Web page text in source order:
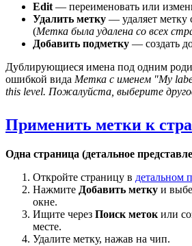
Edit — переименовать или
Удалить метку — удаляет метку
(Метка была удалена со всех
Добавить подметку — создать
Дублирующиеся имена под одним
ошибкой вида Метка с именем "My
this level. Пожалуйста, выберите
Применить метки к
Одна страница (детальное
Откройте страницу в детальном
Нажмите Добавить метку и
окне.
Ищите через Поиск меток или
месте.
Удалите метку, нажав на чип.